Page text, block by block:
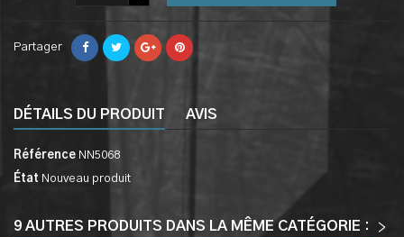
Partager
DÉTAILS DU PRODUIT AVIS
Référence NN5068
État Nouveau produit
9 AUTRES PRODUITS DANS LA MÊME CATÉGORIE :
>